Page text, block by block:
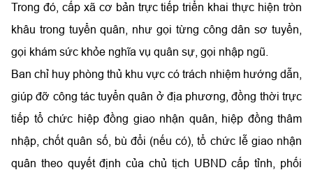
Trong đó, cấp xã cơ bản trực tiếp triển khai thực hiện tròn
khâu trong tuyển quân, như gọi từng công dân sơ tuyển,
gọi khám sức khỏe nghĩa vụ quân sự, gọi nhập ngũ.
Ban chỉ huy phòng thủ khu vực có trách nhiệm hướng dẫn,
giúp đỡ công tác tuyển quân ở địa phương, đồng thời trực
tiếp tổ chức hiệp đồng giao nhận quân, hiệp đồng thâm
nhập, chốt quân số, bù đổi (nếu có), tổ chức lễ giao nhận
quân theo quyết định của chủ tịch UBND cấp tỉnh, phối